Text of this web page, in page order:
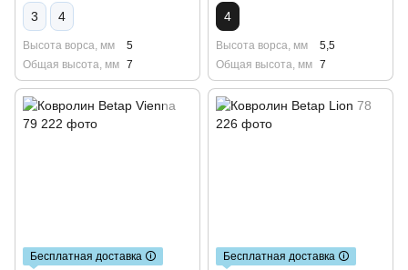
3 4
Высота ворса, мм
5
Общая высота, мм 7
4
Высота ворса, мм
5,5
Общая высота, мм 7
Бесплатная доставка 🛈 Бесплатная доставка 🛈